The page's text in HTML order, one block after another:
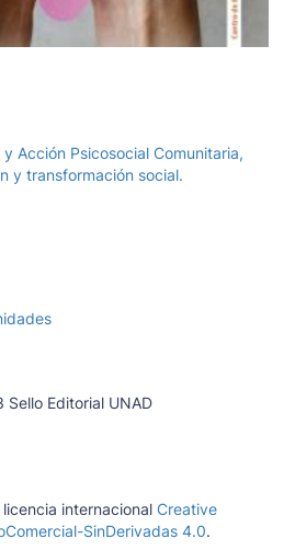
Acción Psicosocial Comunitaria,
y transformación social.
Editorial UNAD
internacional Creative
SinDerivadas 4.0.